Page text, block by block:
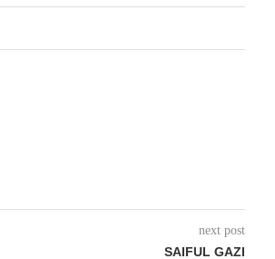
next post
SAIFUL GAZI